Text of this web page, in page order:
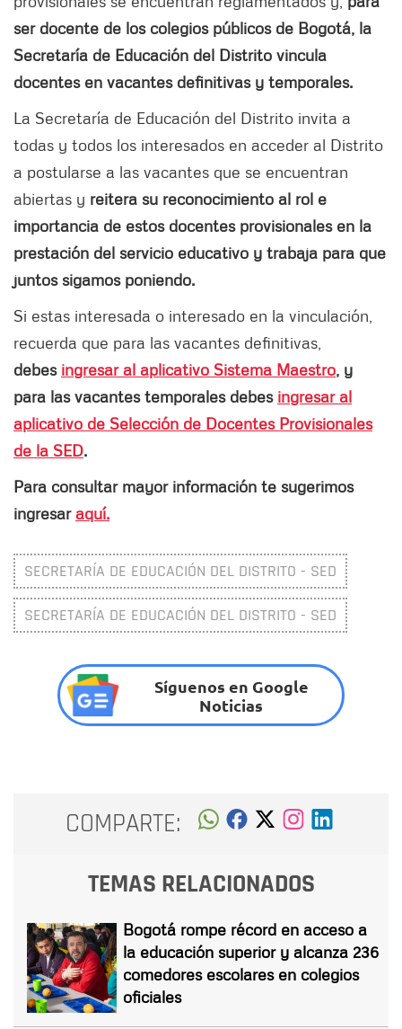
ser docente de los colegios públicos de Bogotá, la
Secretaría de Educación del Distrito vincula
docentes en vacantes definitivas y temporales.
La Secretaría de Educación del Distrito invita a
todas y todos los interesados en acceder al Distrito
a postularse a las vacantes que se encuentran
abiertas y reitera su reconocimiento al rol e
importancia de estos docentes provisionales en la
prestación del servicio educativo y trabaja para que
juntos sigamos poniendo.
Si estas interesada o interesado en la vinculación,
recuerda que para las vacantes definitivas,
debes ingresar al aplicativo Sistema Maestro, y
para las vacantes temporales debes ingresar al
aplicativo de Selección de Docentes Provisionales
de la SED.
Para consultar mayor información te sugerimos
ingresar aquí.
SECRETARÍA DE EDUCACIÓN DEL DISTRITO - SED
SECRETARÍA DE EDUCACIÓN DEL DISTRITO - SED
Síguenos en Google
Noticias
COMPARTE:
TEMAS RELACIONADOS
Bogotá rompe récord en acceso a
la educación superior y alcanza 236
comedores escolares en colegios
oficiales